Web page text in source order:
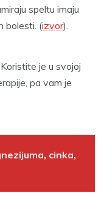
speltu imaju
bolesti. (izvor).
je u svojoj
pa vam je
cinka,